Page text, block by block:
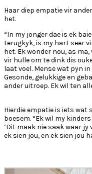
Haar diep empatie vir
het.
“In my jonger dae is ek
terugkyk, is my hart seer
het. Ek wonder nou, as
vir hulle om te dink dis
laat voel. Mense wat pyn
Gesonde, gelukkige en
ander uitroep. Ek wil ten
Hierdie empatie is iets
boesem. “Ek wil my
‘Dit maak nie saak waar
ek sien jou, en ek sien jou